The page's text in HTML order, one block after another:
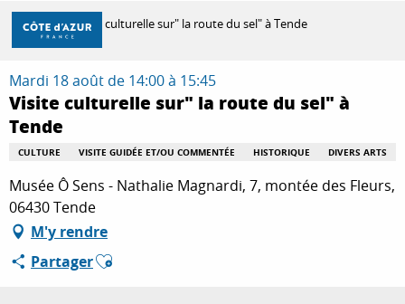
Aller
contenu
principal
DÉCOUVRIR
À FAIRE
SÉJOURNER
Accueil Visite culturelle sur" la route du sel" à Tende
Mardi 18 août de 14:00 à 15:45
Visite culturelle sur" la route du sel" à
Tende
CULTURE VISITE GUIDÉE ET/OU COMMENTÉE HISTORIQUE DIVERS ARTS
Musée Ô Sens - Nathalie Magnardi, 7, montée des Fleurs,
06430 Tende
M'y rendre
PartagerAjouter aux favoris